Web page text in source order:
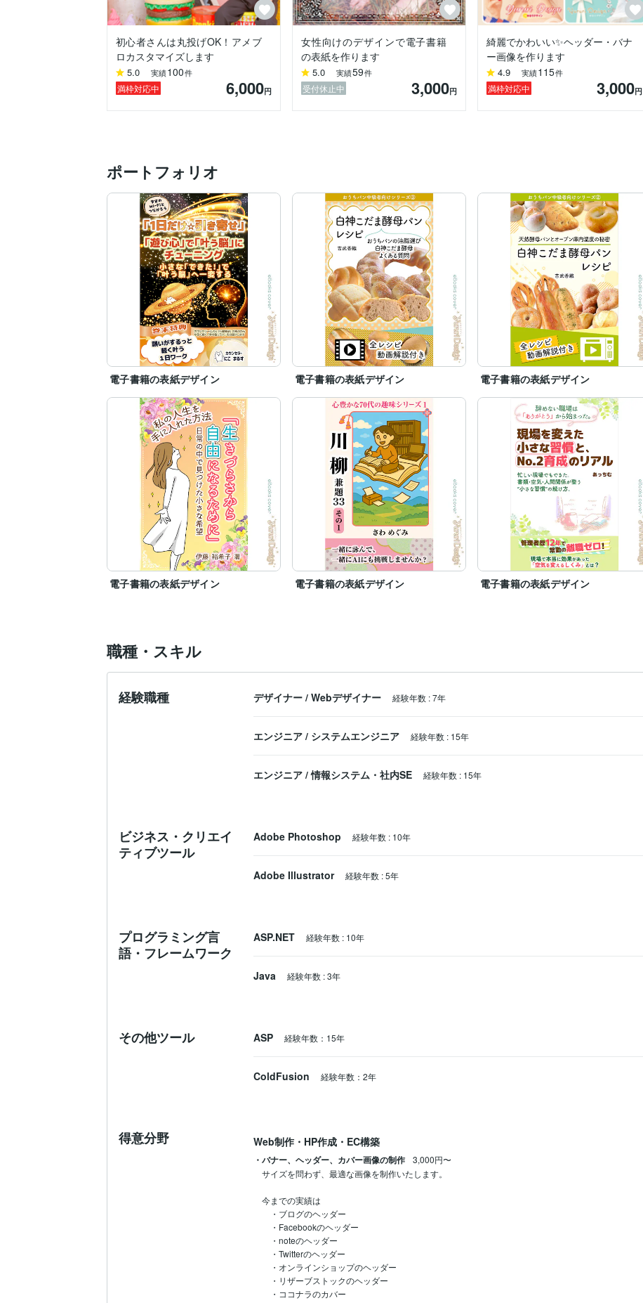
書籍の表紙デザインも承っております。
今までの実績は
◆kindle表紙
◆ペーパーバック表紙
◆同人誌表紙
などなど。
他にも、名刺、チラシなどのDTP商品のデザインもお受けできます。
今までの実績は
◆チラシ
◆フォトブックのページデザイン
・バースデー用
・ウェディング用
◆横断幕
などなど。
ココナラ歴も早4年めになりました。
あたたかいお客様に支えられていつもお仕事させてもらっています。
リピーターのお客様もいつもありがとうございます！
初心者さんも気楽にご相談ください！
いつでもお待ちしていますね。
初心者さんは丸投げOK！アメブ
ロカスタマイズします
5.0 実績100件
満枠対応中 6,000円
女性向けのデザインで電子書籍
の表紙を作ります
5.0 実績59件
受付休止中 3,000円
綺麗でかわいい✨ヘッダー・バナ
ー画像を作ります
4.9 実績115件
満枠対応中 3,000円
ポートフォリオ
電子書籍の表紙デザイン 電子書籍の表紙デザイン 電子書籍の表紙デザイン
電子書籍の表紙デザイン 電子書籍の表紙デザイン 電子書籍の表紙デザイン
職種・スキル
経験職種 デザイナー / Webデザイナー 経験年数 :7年
エンジニア / システムエンジニア 経験年数 : 15年
エンジニア / 情報システム・社内SE 経験年数 : 15年
ビジネス・クリエイ
ティブツール
Adobe Photoshop 経験年数 : 10年
Adobe Illustrator 経験年数 :5年
プログラミング言
語・フレームワーク
ASP.NET 経験年数 : 10年
Java 経験年数 :3年
その他ツール ASP 経験年数：15年
ColdFusion 経験年数：2年
得意分野 Web制作・HP作成・EC構築
・バナー、ヘッダー、カバー画像の制作
3,000円〜
サイズを問わず、最適な画像を制作いたします。
今までの実績は
・ブログのヘッダー
・Facebookのヘッダー
・noteのヘッダー
・Twitterのヘッダー
・オンラインショップのヘッダー
・リザーブストックのヘッダー
・ココナラのカバー